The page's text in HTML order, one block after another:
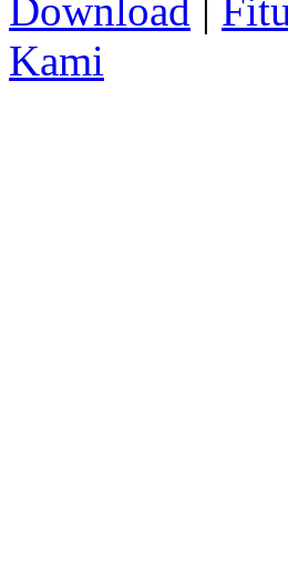
Download |
Kami